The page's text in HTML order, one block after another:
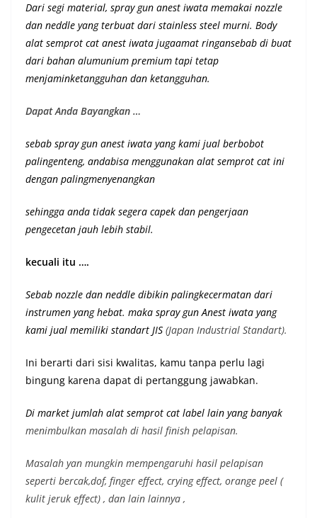
Dari segi material, spray gun anest iwata memakai nozzle
dan neddle yang terbuat dari stainless steel murni. Body
alat semprot cat anest iwata jugaamat ringansebab di buat
dari bahan alumunium premium tapi tetap
menjaminketangguhan dan ketangguhan.
Dapat Anda Bayangkan …
sebab spray gun anest iwata yang kami jual berbobot
palingenteng, andabisa menggunakan alat semprot cat ini
dengan palingmenyenangkan
sehingga anda tidak segera capek dan pengerjaan
pengecetan jauh lebih stabil.
kecuali itu ….
Sebab nozzle dan neddle dibikin palingkecermatan dari
instrumen yang hebat. maka spray gun Anest iwata yang
kami jual memiliki standart JIS (Japan Industrial Standart).
Ini berarti dari sisi kwalitas, kamu tanpa perlu lagi
bingung karena dapat di pertanggung jawabkan.
Di market jumlah alat semprot cat label lain yang banyak
menimbulkan masalah di hasil finish pelapisan.
Masalah yan mungkin mempengaruhi hasil pelapisan
seperti bercak,dof, finger effect, crying effect, orange peel (
kulit jeruk effect) , dan lain lainnya ,